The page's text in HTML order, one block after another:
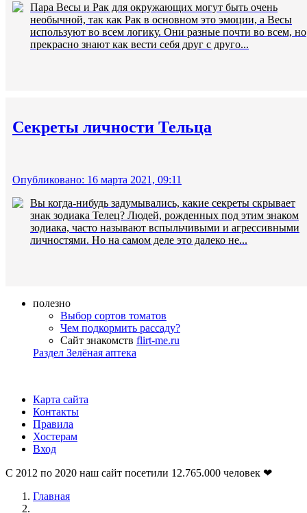
Пара Весы и Рак для окружающих могут быть очень
необычной, так как Рак в основном это эмоции, а Весы
используют во всем логику. Они разные почти во всем, но
прекрасно знают как вести себя друг с друго...
Секреты личности Тельца
Опубликовано: 16 марта 2021, 09:11
Вы когда-нибудь задумывались, какие секреты скрывает
знак зодиака Телец? Людей, рожденных под этим знаком
зодиака, часто называют вспыльчивыми и агрессивными
личностями. Но на самом деле это далеко не...
полезно
Выбор сортов томатов
Чем подкормить рассаду?
Сайт знакомств flirt-me.ru
Раздел Зелёная аптека
Карта сайта
Контакты
Правила
Хостерам
Вход
С 2012 по 2020 наш сайт посетили 12.765.000 человек ❤
Главная